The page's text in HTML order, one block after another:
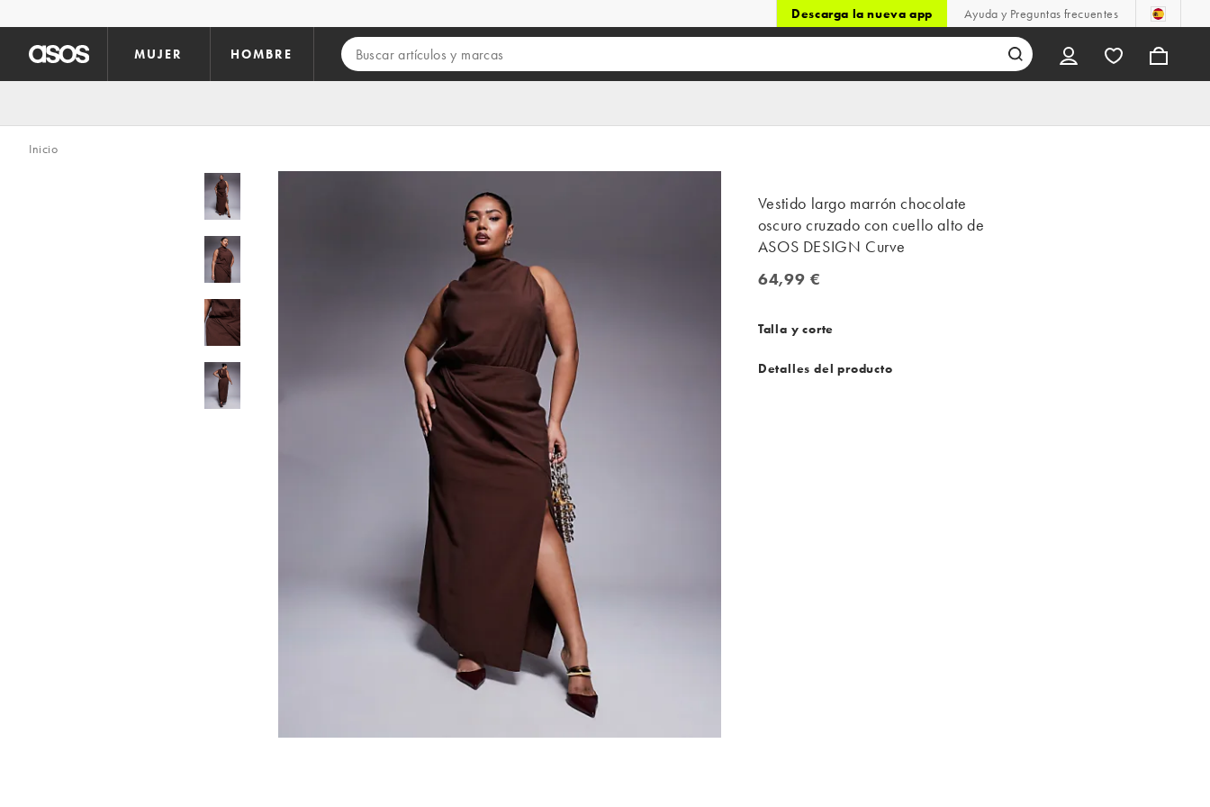
Descarga la nueva app Ayuda y Preguntas frecuentes
MUJER HOMBRE
Inicio
Vestido largo marrón chocolate
oscuro cruzado con cuello alto de
ASOS DESIGN Curve
64,99 €
64,99 €
Talla y corte
Detalles del producto